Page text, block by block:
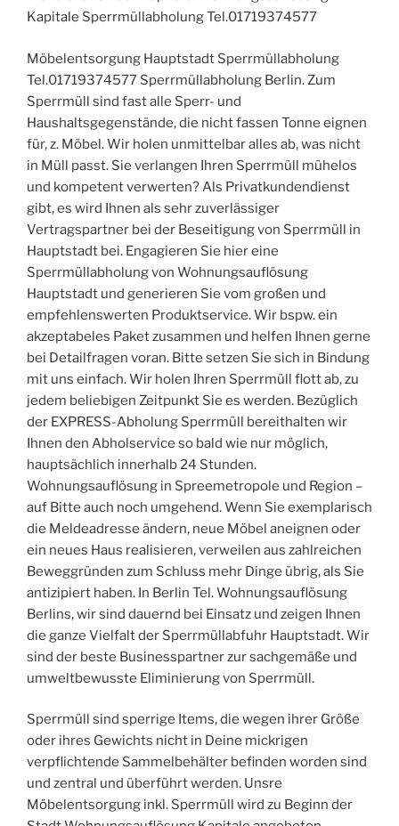
Kapitale Sperrmüllabholung Tel.01719374577
Möbelentsorgung Hauptstadt Sperrmüllabholung
Tel.01719374577 Sperrmüllabholung Berlin. Zum
Sperrmüll sind fast alle Sperr- und
Haushaltsgegenstände, die nicht fassen Tonne eignen
für, z. Möbel. Wir holen unmittelbar alles ab, was nicht
in Müll passt. Sie verlangen Ihren Sperrmüll mühelos
und kompetent verwerten? Als Privatkundendienst
gibt, es wird Ihnen als sehr zuverlässiger
Vertragspartner bei der Beseitigung von Sperrmüll in
Hauptstadt bei. Engagieren Sie hier eine
Sperrmüllabholung von Wohnungsauflösung
Hauptstadt und generieren Sie vom großen und
empfehlenswerten Produktservice. Wir bspw. ein
akzeptabeles Paket zusammen und helfen Ihnen gerne
bei Detailfragen voran. Bitte setzen Sie sich in Bindung
mit uns einfach. Wir holen Ihren Sperrmüll flott ab, zu
jedem beliebigen Zeitpunkt Sie es werden. Bezüglich
der EXPRESS-Abholung Sperrmüll bereithalten wir
Ihnen den Abholservice so bald wie nur möglich,
hauptsächlich innerhalb 24 Stunden.
Wohnungsauflösung in Spreemetropole und Region –
auf Bitte auch noch umgehend. Wenn Sie exemplarisch
die Meldeadresse ändern, neue Möbel aneignen oder
ein neues Haus realisieren, verweilen aus zahlreichen
Beweggründen zum Schluss mehr Dinge übrig, als Sie
antizipiert haben. In Berlin Tel. Wohnungsauflösung
Berlins, wir sind dauernd bei Einsatz und zeigen Ihnen
die ganze Vielfalt der Sperrmüllabfuhr Hauptstadt. Wir
sind der beste Businesspartner zur sachgemäße und
umweltbewusste Eliminierung von Sperrmüll.
Sperrmüll sind sperrige Items, die wegen ihrer Größe
oder ihres Gewichts nicht in Deine mickrigen
verpflichtende Sammelbehälter befinden worden sind
und zentral und überführt werden. Unsre
Möbelentsorgung inkl. Sperrmüll wird zu Beginn der